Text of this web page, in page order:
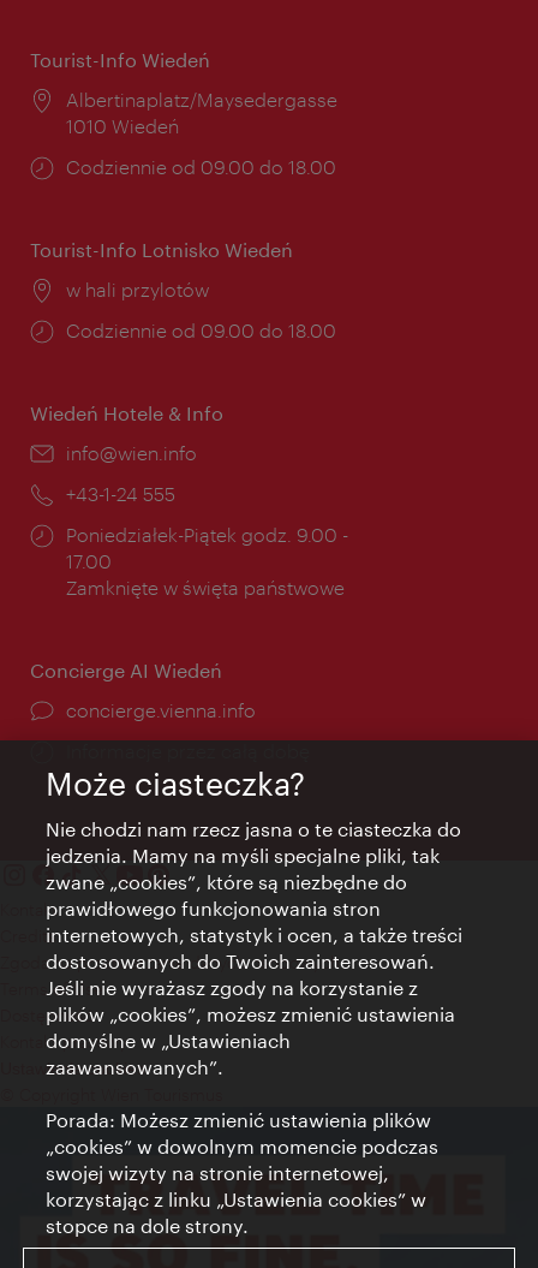
Tourist-Info Wiedeń
Miejsce:
Albertinaplatz/Maysedergasse
1010 Wiedeń
Godziny
Codziennie od 09.00 do 18.00
Tourist-Info Lotnisko Wiedeń
Miejsce:
w hali przylotów
Godziny
Codziennie od 09.00 do 18.00
Wiedeń Hotele & Info
E-
info@wien.info
Telefon:
+43-1-24 555
Godziny
otwarcia:
Poniedziałek-Piątek godz. 9.00 -
17.00
Zamknięte w święta państwowe
Concierge AI Wiedeń
concierge.vienna.info
Kontakt
Credits
Zgoda na przetwarzanie danych osobowych
Terms of Use
Dostępność
Kontakt prasowy
Ustawienia cookies
Może ciasteczka?
Nie chodzi nam rzecz jasna o te ciasteczka do
jedzenia. Mamy na myśli specjalne pliki, tak
zwane „cookies”, które są niezbędne do
prawidłowego funkcjonowania stron
internetowych, statystyk i ocen, a także treści
dostosowanych do Twoich zainteresowań.
Jeśli nie wyrażasz zgody na korzystanie z
plików „cookies”, możesz zmienić ustawienia
domyślne w „Ustawieniach
zaawansowanych”.
Porada: Możesz zmienić ustawienia plików
„cookies” w dowolnym momencie podczas
swojej wizyty na stronie internetowej,
korzystając z linku „Ustawienia cookies” w
stopce na dole strony.